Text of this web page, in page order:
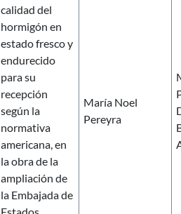
calidad del
hormigón en
estado fresco y
endurecido
para su
recepción
según la
normativa
americana, en
la obra de la
ampliación de
la Embajada de
María Noel
Pereyra